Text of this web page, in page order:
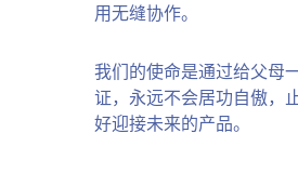
用无缝协作。
我们的使命是通过给父母
证，永远不会居功自傲，
好迎接未来的产品。